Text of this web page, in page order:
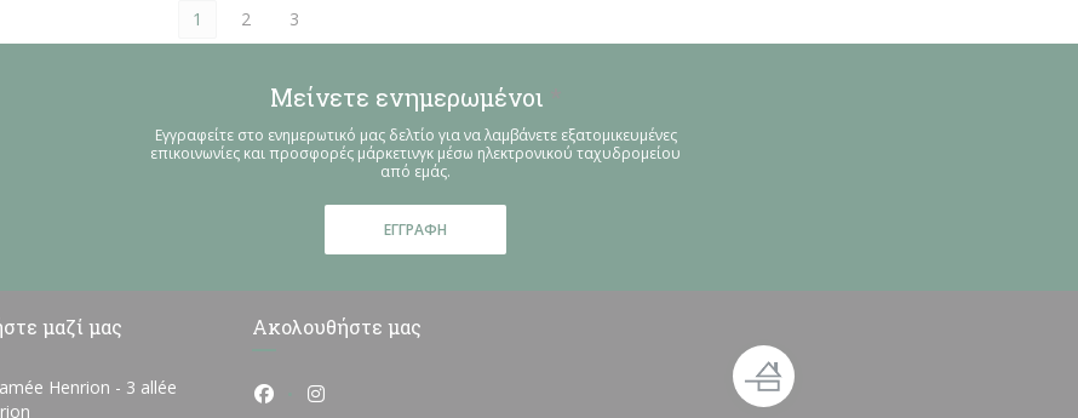
1 2 3
Μείνετε ενημερωμένοι
Εγγραφείτε στο ενημερωτικό μας δελτίο για να λαμβάνετε εξατομικευμένες
επικοινωνίες και προσφορές μάρκετινγκ μέσω ηλεκτρονικού ταχυδρομείου
από εμάς.
ΕΓΓΡΑΦΉ
μαζί μας
Henrion - 3 allée
Ακολουθήστε μας
Facebook ((ανοίγει σε νέο παράθυρο))
Instagram ((ανοίγει σε νέο παράθυρο))